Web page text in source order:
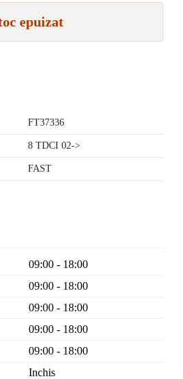
epuizat
FT37336
8 TDCI 02->
FAST
09:00 - 18:00
09:00 - 18:00
09:00 - 18:00
09:00 - 18:00
09:00 - 18:00
Inchis